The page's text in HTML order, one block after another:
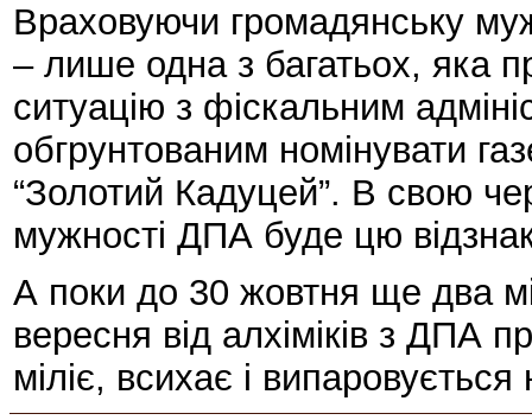
Враховуючи громадянську
– лише одна з багатьох, яка
ситуацію з фіскальним
обгрунтованим номінувати
“Золотий Кадуцей”. В свою
мужності ДПА буде цю
А поки до 30 жовтня ще два
вересня від алхіміків з ДПА
міліє, всихає і випаровується